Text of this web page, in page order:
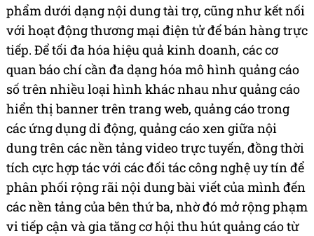
phẩm dưới dạng nội dung tài trợ, cũng như kết nối
với hoạt động thương mại điện tử để bán hàng trực
tiếp. Để tối đa hóa hiệu quả kinh doanh, các cơ
quan báo chí cần đa dạng hóa mô hình quảng cáo
số trên nhiều loại hình khác nhau như quảng cáo
hiển thị banner trên trang web, quảng cáo trong
các ứng dụng di động, quảng cáo xen giữa nội
dung trên các nền tảng video trực tuyến, đồng thời
tích cực hợp tác với các đối tác công nghệ uy tín để
phân phối rộng rãi nội dung bài viết của mình đến
các nền tảng của bên thứ ba, nhờ đó mở rộng phạm
vi tiếp cận và gia tăng cơ hội thu hút quảng cáo từ